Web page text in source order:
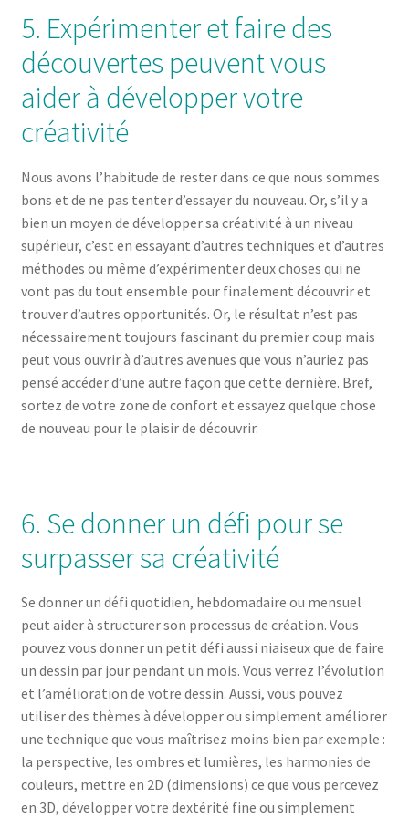
5. Expérimenter et faire des
découvertes peuvent vous
aider à développer votre
créativité
Nous avons l’habitude de rester dans ce que nous sommes
bons et de ne pas tenter d’essayer du nouveau. Or, s’il y a
bien un moyen de développer sa créativité à un niveau
supérieur, c’est en essayant d’autres techniques et d’autres
méthodes ou même d’expérimenter deux choses qui ne
vont pas du tout ensemble pour finalement découvrir et
trouver d’autres opportunités. Or, le résultat n’est pas
nécessairement toujours fascinant du premier coup mais
peut vous ouvrir à d’autres avenues que vous n’auriez pas
pensé accéder d’une autre façon que cette dernière. Bref,
sortez de votre zone de confort et essayez quelque chose
de nouveau pour le plaisir de découvrir.
6. Se donner un défi pour se
surpasser sa créativité
Se donner un défi quotidien, hebdomadaire ou mensuel
peut aider à structurer son processus de création. Vous
pouvez vous donner un petit défi aussi niaiseux que de faire
un dessin par jour pendant un mois. Vous verrez l’évolution
et l’amélioration de votre dessin. Aussi, vous pouvez
utiliser des thèmes à développer ou simplement améliorer
une technique que vous maîtrisez moins bien par exemple :
la perspective, les ombres et lumières, les harmonies de
couleurs, mettre en 2D (dimensions) ce que vous percevez
en 3D, développer votre dextérité fine ou simplement